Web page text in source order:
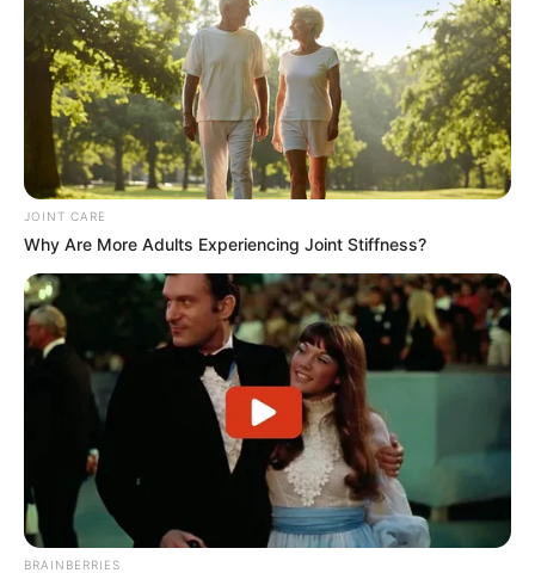
JOINT CARE
Why Are More Adults Experiencing Joint Stiffness?
BRAINBERRIES